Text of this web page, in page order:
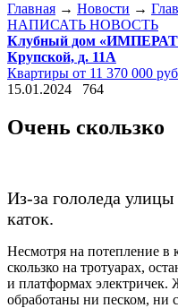
Главная → Новости →
НАПИСАТЬ НОВОСТЬ
Клубный дом
Крупской, д. 11А
Квартиры от 11 370 000
15.01.2024
764
Очень скользко
Из-за гололеда
каток.
Несмотря на потепление в
скользко на тротуарах,
и платформах
обработаны ни песком, ни